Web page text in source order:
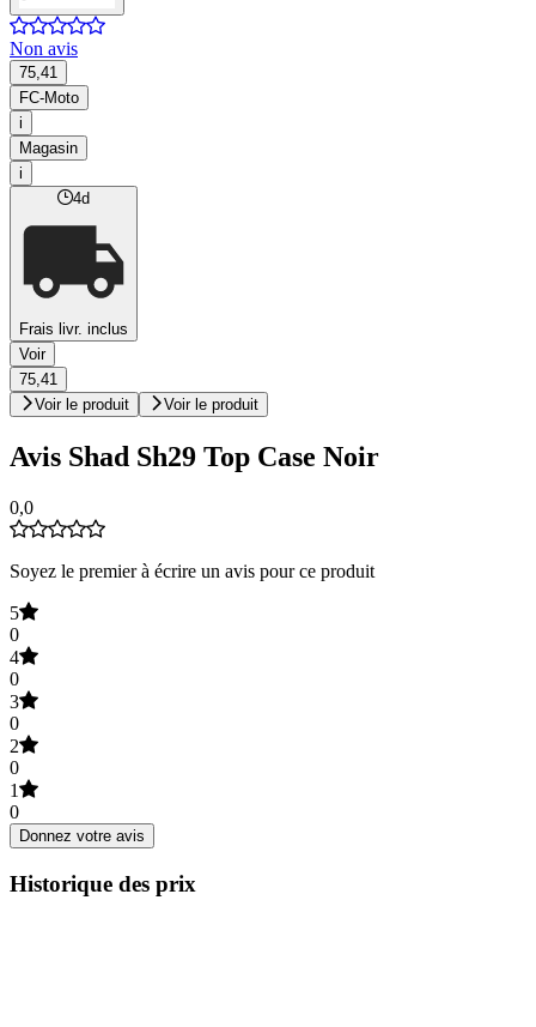
Non avis
75,41
FC-Moto
i
Magasin
i
4d
Frais livr. inclus
Voir
75,41
Voir le produit
Voir le produit
Avis Shad Sh29 Top Case Noir
0,0
Soyez le premier à écrire un avis pour ce produit
5
0
4
0
3
0
2
0
1
0
Donnez votre avis
Historique des prix